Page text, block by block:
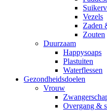
Vezels
Zaden
Zouten
Duurzaam
Happysoaps
Plastuiten
Waterflessen
Gezondheidsdoelen
Vrouw
Overgang &